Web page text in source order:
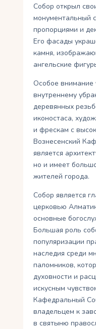
Собор открыл
монументальный
пропорциями и
Его фасады
камня,
ангельские
Особое внимание
внутреннему
деревянных
иконостаса,
и фрескам с
Вознесенский
является
но и имеет
жителей города.
Собор является
церковью
основные
Большая роль
популяризации
наследия среди
паломников,
духовности и
искусным
Кафедральный
владельцем к
в святыню